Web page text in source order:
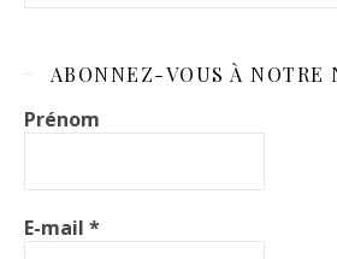
ABONNEZ-VOUS À NOTRE
Prénom
E-mail *